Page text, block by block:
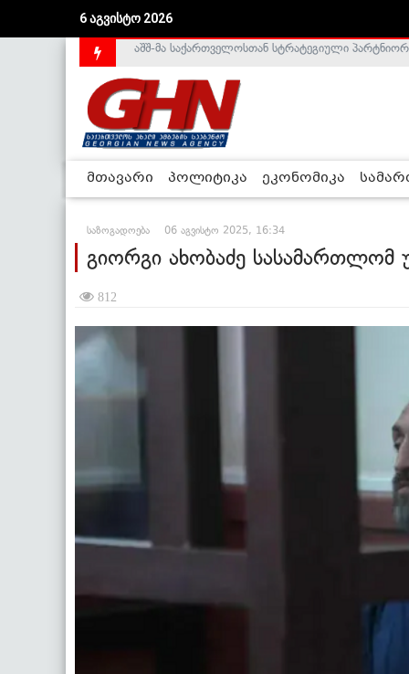
6 აგვისტო 2026
საქართველოს დე-ფაქტო მთავრობა
მთავარი პოლიტიკა ეკონომიკა
საზოგადოება 06 აგვისტო 2025, 16:34
გიორგი ახობაძე
812